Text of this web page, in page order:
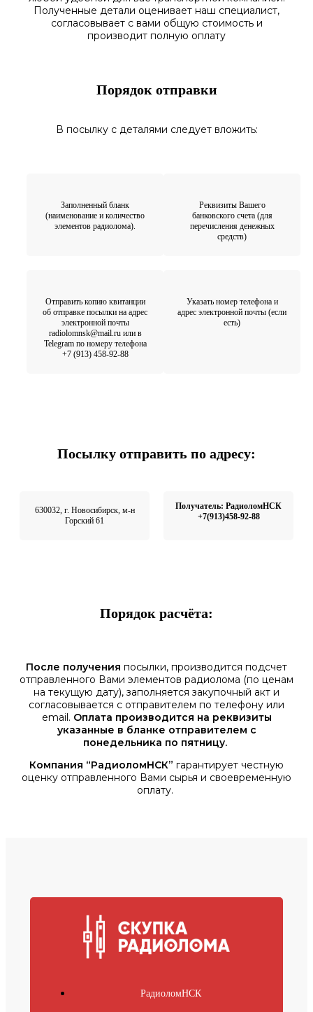
Полученные детали оценивает наш специалист,
согласовываетс вами общую стоимость и
производит полную оплату
Порядок отправки
В посылку с деталями следует вложить:
Заполненный бланк
(наименование и количество
элементов радиолома).
Реквизиты Вашего
банковского счета (для
перечисления денежных
средств)
Отправить копию квитанции
об отправке посылки на адрес
электронной почты
radiolomnsk@mail.ru или в
Telegram по номеру телефона
+7 (913) 458-92-88
Указать номер телефона и
адрес электронной почты (если
есть)
Посылку отправить по адресу:
630032, г. Новосибирск, м-н
Горский 61
Получатель: РадиоломНСК
+7(913)458-92-88
Порядок расчёта:
После получения посылки, производится подсчет
отправленного Вами элементов радиолома (по ценам
на текущую дату), заполняется закупочный акт и
согласовывается с отправителем по телефону или
email. Оплата производится на реквизиты
указанные в бланке отправителем с
понедельника по пятницу.
Компания “РадиоломНСК” гарантирует честную
оценку отправленного Вами сырья и своевременную
оплату.
РадиоломНСК